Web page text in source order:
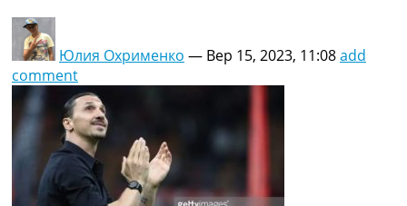
Юлия Охрименко — Вер 15, 2023, 11:08add
comment